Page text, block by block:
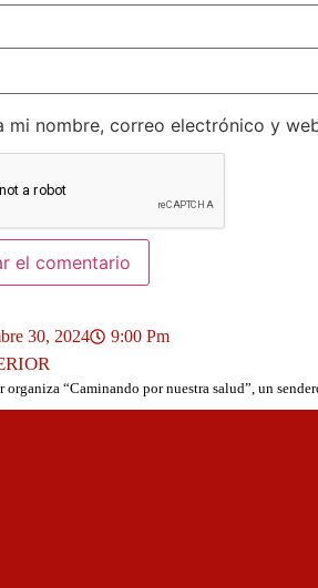
mi nombre, correo electrónico y
30, 2024 9:00 Pm
organiza “Caminando por nuestra salud”, un